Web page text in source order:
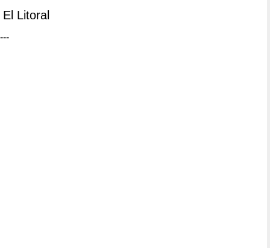
El Litoral
---